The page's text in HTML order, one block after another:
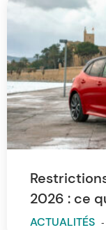
2026 : ce
ACTUALITÉS -